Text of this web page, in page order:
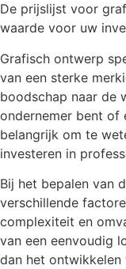
De prijslijst voor
waarde voor uw
Grafisch ontwerp
van een sterke
boodschap naar de
ondernemer bent of
belangrijk om te
investeren in
Bij het bepalen van
verschillende
complexiteit en
van een eenvoudig
dan het